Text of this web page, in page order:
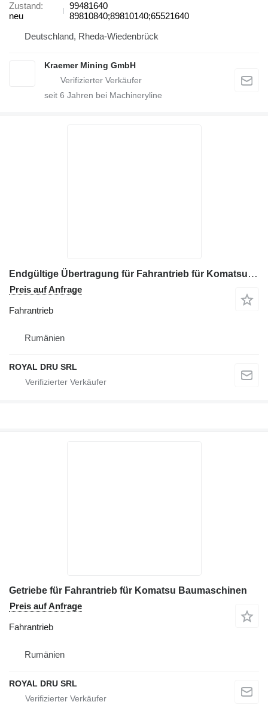
Zustand
neu
99481640
89810840;89810140;65521640
Deutschland, Rheda-Wiedenbrück
Kraemer Mining GmbH
seit 6 Jahren bei Machineryline
Endgültige Übertragung für Fahrantrieb für Komatsu PC1250SP-7, PC128US-2, PC128UU-1, PC130-5, PC130-6, PC138-US Baumaschinen
Preis auf Anfrage
Fahrantrieb
Rumänien
ROYAL DRU SRL
Getriebe für Fahrantrieb für Komatsu Baumaschinen
Preis auf Anfrage
Fahrantrieb
Rumänien
ROYAL DRU SRL